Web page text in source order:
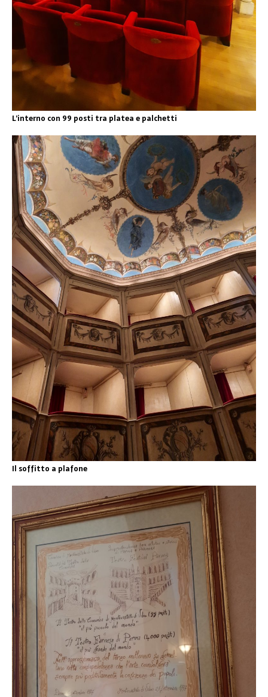
L’interno con 99 posti tra platea e palchetti
Il soffitto a plafone